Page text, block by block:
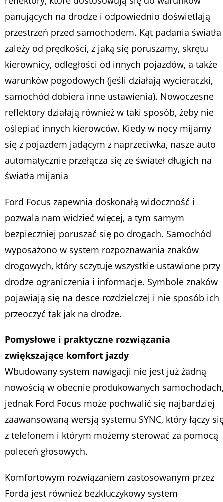
panujących na drodze i odpowiednio doświetlają
przestrzeń przed samochodem. Kąt padania światła
zależy od prędkości, z jaką się poruszamy, skrętu
kierownicy, odległości od innych pojazdów, a także
warunków pogodowych (jeśli działają wycieraczki,
samochód dobiera inne ustawienia). Nowoczesne
reflektory działają również w taki sposób, żeby nie
oślepiać innych kierowców. Kiedy w nocy mijamy
się z pojazdem jadącym z naprzeciwka, nasze auto
automatycznie przełącza się ze świateł długich na
światła mijania
Ford Focus zapewnia doskonałą widoczność i
pozwala nam widzieć więcej, a tym samym
bezpieczniej poruszać się po drogach. Samochód
wyposażono w system rozpoznawania znaków
drogowych, który sczytuje wszystkie ustawione przy
drodze ograniczenia i informacje. Symbole znaków
pojawiają się na desce rozdzielczej i nie sposób ich
przeoczyć tak jak na drodze.
Pomysłowe i praktyczne rozwiązania
zwiększające komfort jazdy
Wbudowany system nawigacji nie jest już żadną
nowością w obecnie produkowanych samochodach,
jednak Ford Focus może pochwalić się najbardziej
zaawansowaną wersją systemu SYNC, który łączy
z telefonem i którym możemy sterować za pomocą
poleceń głosowych.
Komfortowym rozwiązaniem zastosowanym przez
Forda jest również bezkluczykowy system